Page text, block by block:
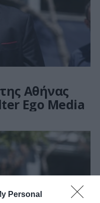
Personal
Αθήνας
Ego Media